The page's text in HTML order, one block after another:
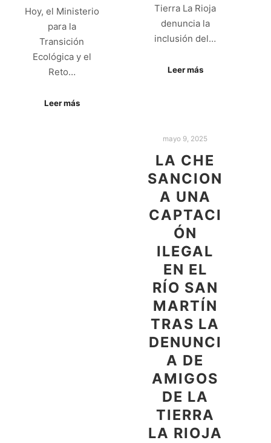
Hoy, el Ministerio
para la
Transición
Ecológica y el
Reto…
Leer más
Tierra La Rioja
denuncia la
inclusión del…
Leer más
mayo 9, 2025
LA CHE
SANCION
A UNA
CAPTACI
ÓN
ILEGAL
EN EL
RÍO SAN
MARTÍN
TRAS LA
DENUNCI
A DE
AMIGOS
DE LA
TIERRA
LA RIOJA